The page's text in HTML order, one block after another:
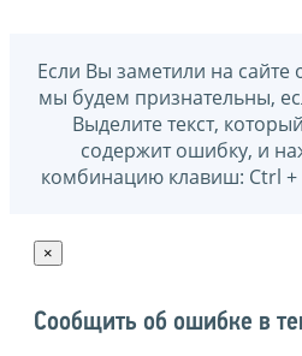
Если Вы заметили на сайте
мы будем признательны,
Выделите текст,
содержит ошибку, и
комбинацию клавиш: Ctrl
×
Сообщить об ошибке в